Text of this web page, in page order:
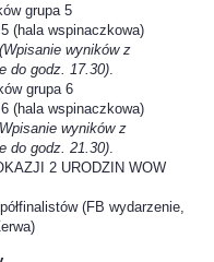
grupa 5
(hala wspinaczkowa)
(Wpisanie wyników z
do godz. 17.30)
grupa 6
(hala wspinaczkowa)
wyników z
do godz. 21.30)
2 URODZIN WOW
(FB wydarzenie,